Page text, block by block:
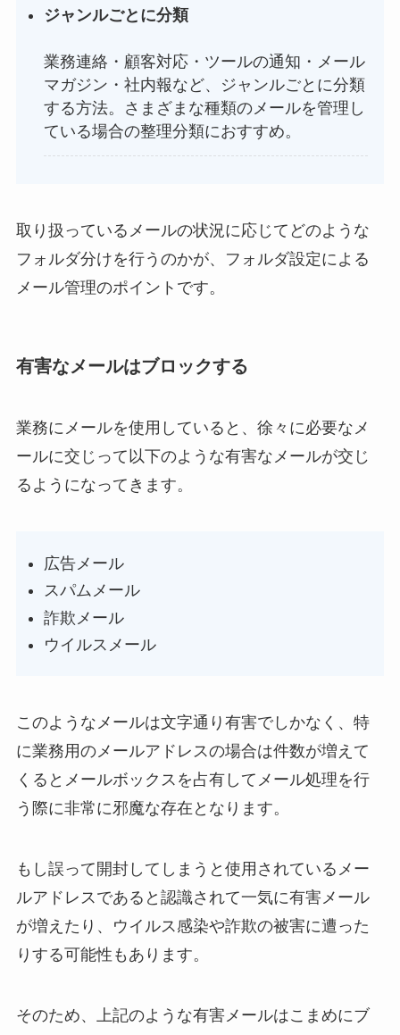
ジャンルごとに分類
業務連絡・顧客対応・ツールの通知・メール
マガジン・社内報など、ジャンルごとに分類
する方法。さまざまな種類のメールを管理し
ている場合の整理分類におすすめ。
取り扱っているメールの状況に応じてどのような
フォルダ分けを行うのかが、フォルダ設定による
メール管理のポイントです。
有害なメールはブロックする
業務にメールを使用していると、徐々に必要なメ
ールに交じって以下のような有害なメールが交じ
るようになってきます。
広告メール
スパムメール
詐欺メール
ウイルスメール
このようなメールは文字通り有害でしかなく、特
に業務用のメールアドレスの場合は件数が増えて
くるとメールボックスを占有してメール処理を行
う際に非常に邪魔な存在となります。
もし誤って開封してしまうと使用されているメー
ルアドレスであると認識されて一気に有害メール
が増えたり、ウイルス感染や詐欺の被害に遭った
りする可能性もあります。
そのため、上記のような有害メールはこまめにブ